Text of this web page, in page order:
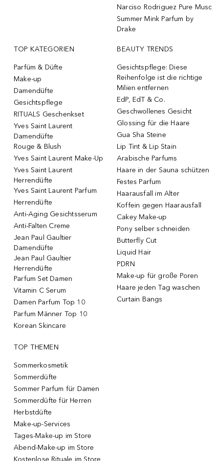
Narciso Rodriguez Pure Musc
Summer Mink Parfum by
Drake
TOP KATEGORIEN
Parfüm & Düfte
Make-up
Damendüfte
Gesichtspflege
RITUALS Geschenkset
Yves Saint Laurent
Damendüfte
Rouge & Blush
Yves Saint Laurent Make-Up
Yves Saint Laurent
Herrendüfte
Yves Saint Laurent Parfum
Herrendüfte
Anti-Aging Gesichtsserum
Anti-Falten Creme
Jean Paul Gaultier
Damendüfte
Jean Paul Gaultier
Herrendüfte
Parfum Set Damen
Vitamin C Serum
Damen Parfum Top 10
Parfum Männer Top 10
Korean Skincare
BEAUTY TRENDS
Gesichtspflege: Diese
Reihenfolge ist die richtige
Milien entfernen
EdP, EdT & Co.
Geschwollenes Gesicht
Glossing für die Haare
Gua Sha Steine
Lip Tint & Lip Stain
Arabische Parfums
Haare in der Sauna schützen
Festes Parfum
Haarausfall im Alter
Koffein gegen Haarausfall
Cakey Make-up
Pony selber schneiden
Butterfly Cut
Liquid Hair
PDRN
Make-up für große Poren
Haare jeden Tag waschen
Curtain Bangs
TOP THEMEN
Sommerkosmetik
Sommerdüfte
Sommer Parfum für Damen
Sommerdüfte für Herren
Herbstdüfte
Make-up-Services
Tages-Make-up im Store
Abend-Make-up im Store
Kostenlose Rituale im Store